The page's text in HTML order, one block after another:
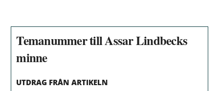
Temanummer till Assar Lindbecks
minne
UTDRAG FRÅN ARTIKELN